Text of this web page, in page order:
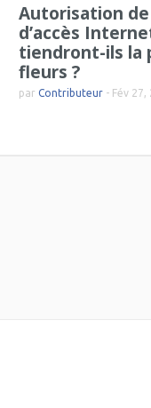
Autorisation
d’accès
tiendront-ils la
fleurs ?
par Contributeur- Fév 27,